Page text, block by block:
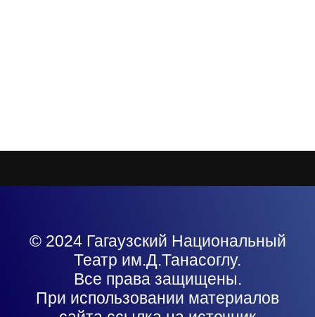
© 2024 Гагаузский Национальный
Театр им.Д.Танасоглу.
Все права защищены.
При использовании материалов